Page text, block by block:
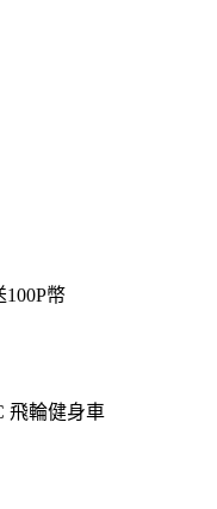
100P幣
飛輪健身車